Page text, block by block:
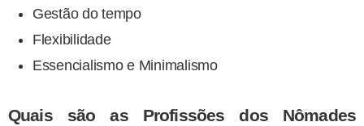
Gestão do tempo
Flexibilidade
Essencialismo e Minimalismo
Quais são as Profissões dos Nômades